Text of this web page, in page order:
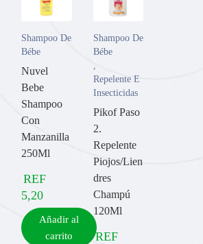
Shampoo De
Bébe
Nuvel
Bebe
Shampoo
Con
Manzanilla
250Ml
REF
5,20
Añadir al
carrito
Shampoo De
Bébe
,
Repelente E
Insecticidas
Pikof Paso
2.
Repelente
Piojos/Lien
dres
Champú
120Ml
REF